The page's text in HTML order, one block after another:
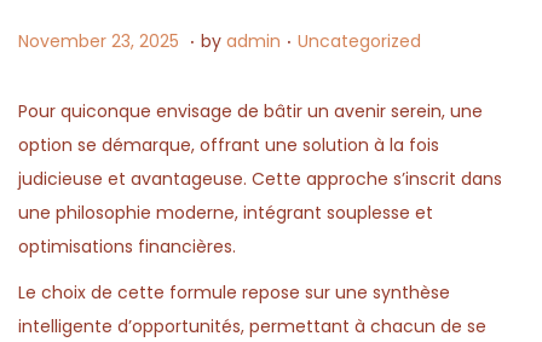
a
i
g
a
t
o
t
e
n
t
P
s
t
e
d
o
November 23, 2025 M
y
1
5
,
2
. by admin . P
s
t
e
d
Uncategorized
Pour quiconque envisage de bâtir un avenir serein, une
option se démarque, offrant une solution à la fois
judicieuse et avantageuse. Cette approche s’inscrit dans
une philosophie moderne, intégrant souplesse et
optimisations financières.
Le choix de cette formule repose sur une synthèse
intelligente d’opportunités, permettant à chacun de se